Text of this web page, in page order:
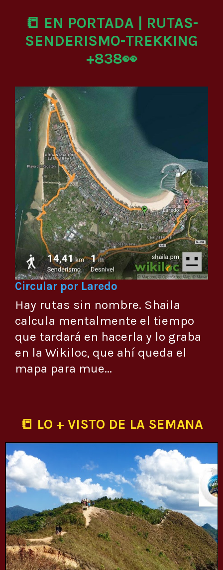
📒 EN PORTADA | RUTAS-
SENDERISMO-TREKKING
+838👀
Circular por Laredo
Hay rutas sin nombre. Shaila
calcula mentalmente el tiempo
que tardará en hacerla y lo graba
en la Wikiloc, que ahí queda el
mapa para mue...
📒 LO + VISTO DE LA SEMANA